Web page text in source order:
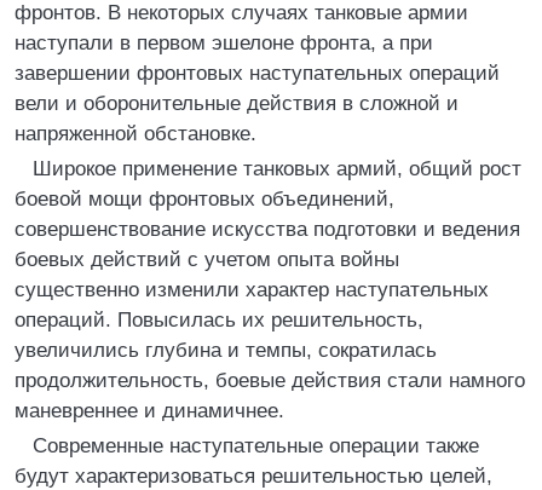
фронтов. В некоторых случаях танковые армии
наступали в первом эшелоне фронта, а при
завершении фронтовых наступательных операций
вели и оборонительные действия в сложной и
напряженной обстановке.
Широкое применение танковых армий, общий рост
боевой мощи фронтовых объединений,
совершенствование искусства подготовки и ведения
боевых действий с учетом опыта войны
существенно изменили характер наступательных
операций. Повысилась их решительность,
увеличились глубина и темпы, сократилась
продолжительность, боевые действия стали намного
маневреннее и динамичнее.
Современные наступательные операции также
будут характеризоваться решительностью целей,